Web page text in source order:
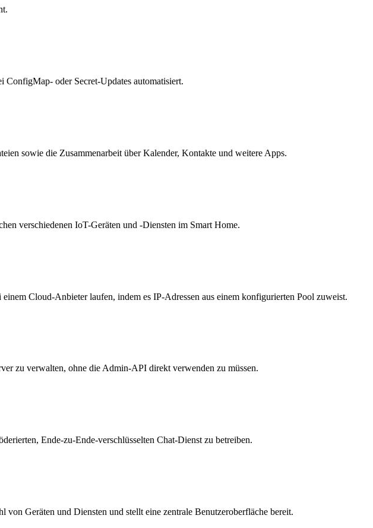
ConfigMap- oder Secret-Updates automatisiert.
sowie die Zusammenarbeit über Kalender, Kontakte und weitere Apps.
verschiedenen IoT-Geräten und -Diensten im Smart Home.
Cloud-Anbieter laufen, indem es IP-Adressen aus einem konfigurierten Pool zuweist.
zu verwalten, ohne die Admin-API direkt verwenden zu müssen.
Ende-zu-Ende-verschlüsselten Chat-Dienst zu betreiben.
Geräten und Diensten und stellt eine zentrale Benutzeroberfläche bereit.